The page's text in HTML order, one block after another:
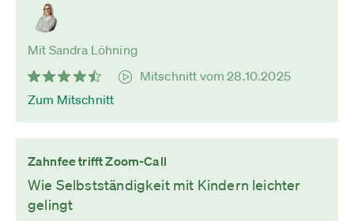
Mit Sandra Löhning
Mitschnitt vom 28.10.2025
Zum Mitschnitt
Zahnfee trifft Zoom-Call
Wie Selbstständigkeit mit Kindern leichter
gelingt